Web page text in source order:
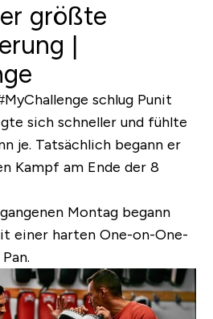
größte
|
schlug Punit
sich schneller und fühlte
je. Tatsächlich begann er
Kampf am Ende der 8
Montag begann
einer harten One-on-One-